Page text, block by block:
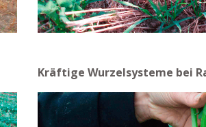
Kräftige Wurzelsysteme bei